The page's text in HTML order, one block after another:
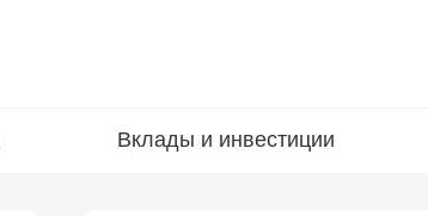
Вклады и инвестиции